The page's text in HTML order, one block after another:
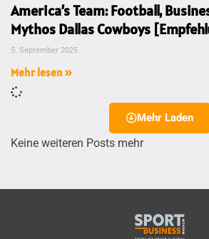
America’s Team: Football,
Mythos Dallas Cowboys
5. September 2025
Mehr lesen »
Mehr Laden
Keine weiteren Posts mehr